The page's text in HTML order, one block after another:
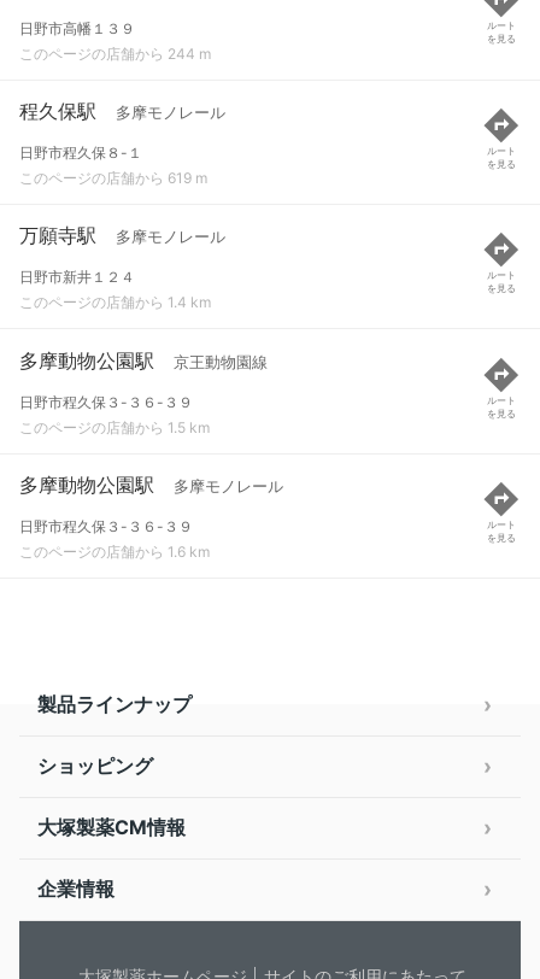
日野市高幡１３９
このページの店舗から 244 m
ルート
を見る
程久保駅 多摩モノレール
日野市程久保８-１
このページの店舗から 619 m
ルート
を見る
万願寺駅 多摩モノレール
日野市新井１２４
このページの店舗から 1.4 km
ルート
を見る
多摩動物公園駅 京王動物園線
日野市程久保３-３６-３９
このページの店舗から 1.5 km
ルート
を見る
多摩動物公園駅 多摩モノレール
日野市程久保３-３６-３９
このページの店舗から 1.6 km
ルート
を見る
製品ラインナップ
ショッピング
大塚製薬CM情報
企業情報